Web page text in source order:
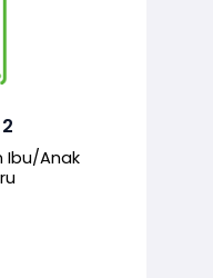
Ibu/Anak
borang